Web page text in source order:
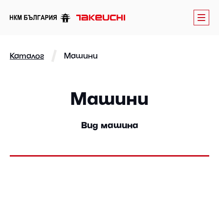
Каталог Машини
Машини
Вид машина